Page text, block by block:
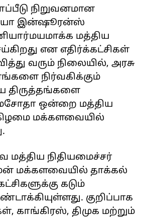
நிறுவனமான
இன்ஷூரன்ஸ்
மத்திய
என எதிர்க்கட்சிகள்
வரும் நிலையில், அரசு
நிர்வகிக்கும்
திருத்தங்களை
ஒன்றை மத்திய
மக்களவையில்
நிதியமைச்சர்
மக்களவையில் தாக்கல்
கடும்
குறிப்பாக
காங்கிரஸ், திமுக மற்றும்